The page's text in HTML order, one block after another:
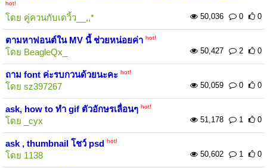
hot!
โดย คู่ควนกับเดวิ้ว__,,* 50,036 0 0
ตามหาฟอนต์ใน MV นี้ ช่วยหน่อยค่า hot!
โดย BeagleQx_ 50,427 2 0
ถาม font ค่ะรบกวนด้วยนะคะ hot!
โดย sz397267 50,059 0 0
ask, how to ทำ gif ตัวอักษรเลื่อนๆ hot!
โดย _cyx 51,178 1 0
ask , thumbnail โชว์ psd hot!
โดย 1138 50,602 1 0